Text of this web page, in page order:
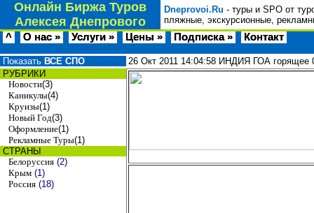
Онлайн Биржа Туров
Алексея Днепрового
Dneprovoi.Ru - туры и SPO от
пляжные, экскурсионные,
^ О нас » Услуги » Цены » Подписка » Контакт
Показать ВСЕ СПО
РУБРИКИ
Новости(3)
Каникулы(4)
Круизы(1)
Новый Год(3)
Оформление(1)
Рекламные Туры(1)
СТРАНЫ
Белоруссия (2)
Крым (1)
Россия (18)
26 Окт 2011 14:04:58 ИНДИЯ ГОА горящее